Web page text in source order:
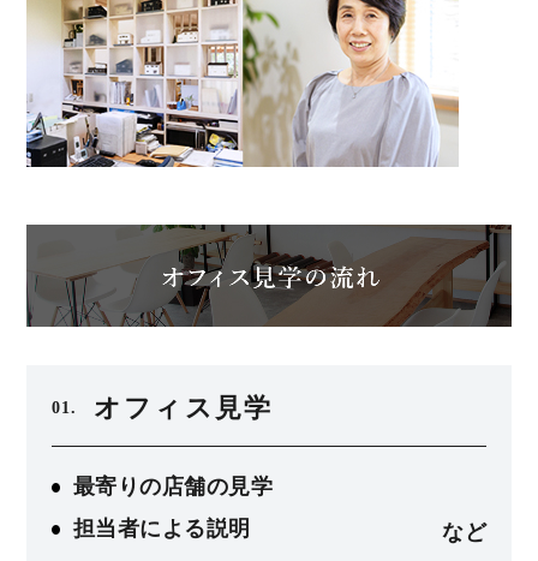
01. オフィス見学
最寄りの店舗の見学
担当者による説明
など